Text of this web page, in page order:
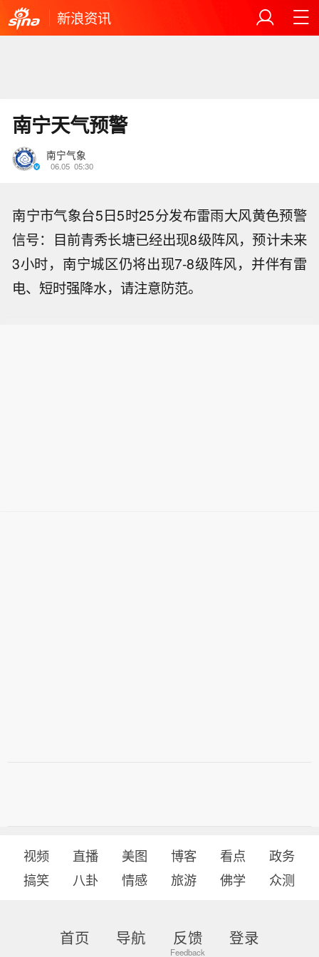
新浪资讯
南宁天气预警
南宁气象
06.05 05:30
南宁市气象台5日5时25分发布雷雨大风黄色预警
信号：目前青秀长塘已经出现8级阵风，预计未来
3小时，南宁城区仍将出现7-8级阵风，并伴有雷
电、短时强降水，请注意防范。
视频 直播 美图 博客 看点
政务
搞笑
八卦 情感 旅游 佛学 众测
首页 导航 反馈 登录